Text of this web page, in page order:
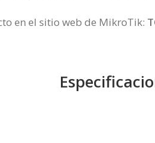
en el sitio web de MikroTik: